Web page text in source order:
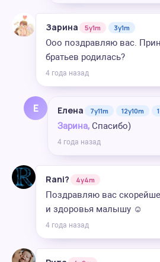
Зарина 5y1m 3y1m
Ооо поздравляю вас.
братьев родилась?
4 года назад
Е Елена 7y11m 12y10m
Зарина, Спасибо)
4 года назад
Rani?️ 4y4m
Поздравляю вас
и здоровья малышу ☺️
4 года назад